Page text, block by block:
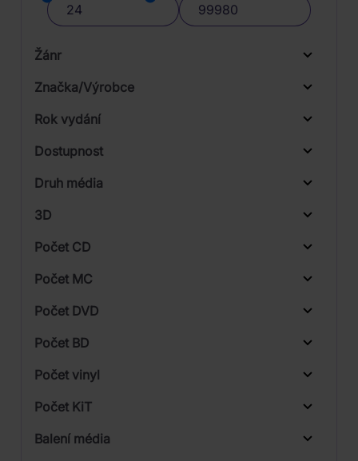
Žánr
Značka/Výrobce
Rok vydání
Od
Dostupnost
Druh média
3D
Počet CD
Počet MC
Počet DVD
Počet BD
Počet vinyl
Počet KiT
Balení média